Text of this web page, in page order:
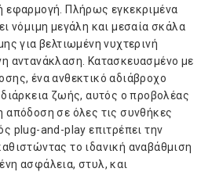
εφαρμογή. Πλήρως εγκεκριμένα
νόμιμη μεγάλη και μεσαία σκάλα
για βελτιωμένη νυχτερινή
αντανάκλαση. Κατασκευασμένο με
ένα ανθεκτικό αδιάβροχο
ζωής, αυτός ο προβολέας
απόδοση σε όλες τις συνθήκες
plug-and-play επιτρέπει την
το ιδανική αναβάθμιση
ασφάλεια, στυλ, και